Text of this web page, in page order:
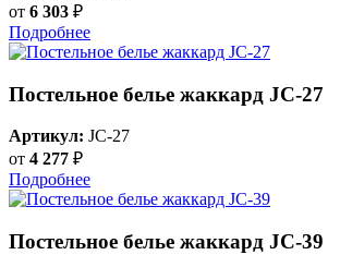
от 6 303 ₽
Подробнее
Постельное белье жаккард JC-27
Артикул: JC-27
от 4 277 ₽
Подробнее
Постельное белье жаккард JC-39